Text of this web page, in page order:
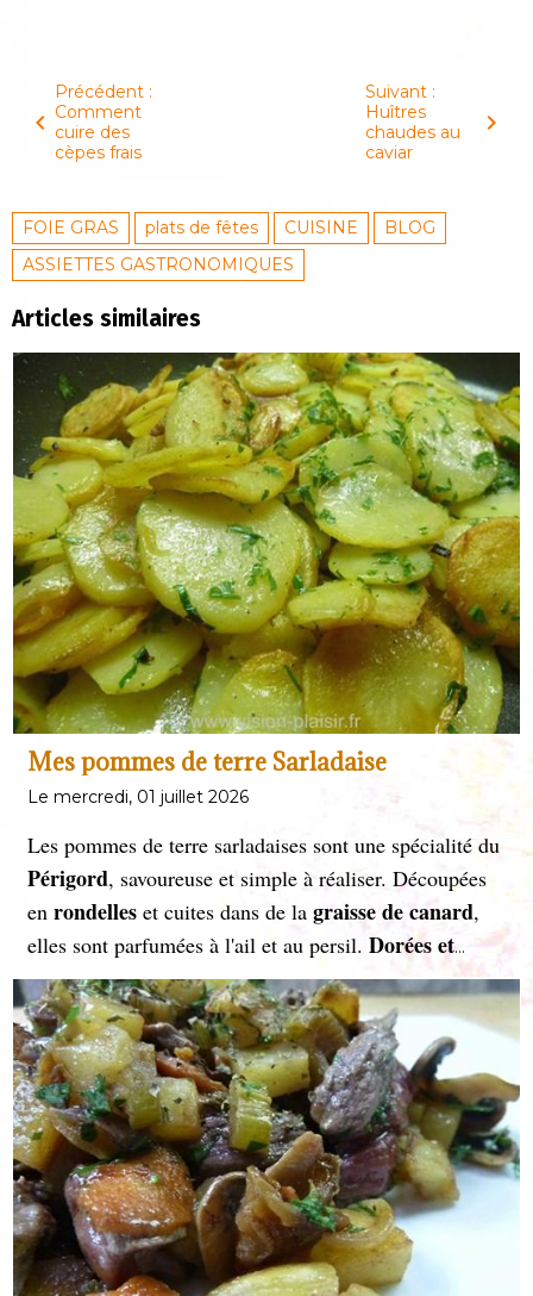
Précédent :
Comment
cuire des
cèpes frais
Suivant :
Huîtres
chaudes au
caviar
FOIE GRAS plats de fêtes CUISINE
BLOG
ASSIETTES GASTRONOMIQUES
Articles similaires
Mes pommes de terre Sarladaise
Le mercredi, 01 juillet 2026
Les pommes de terre sarladaises sont une spécialité du
Périgord, savoureuse et simple à réaliser. Découpées
en rondelles et cuites dans de la graisse de canard,
elles sont parfumées à l'ail et au persil. Dorées et
fondantes, elles accompagnent à merveille confits,
magretset plats rustiques, incarnant la richesse du
terroir français.